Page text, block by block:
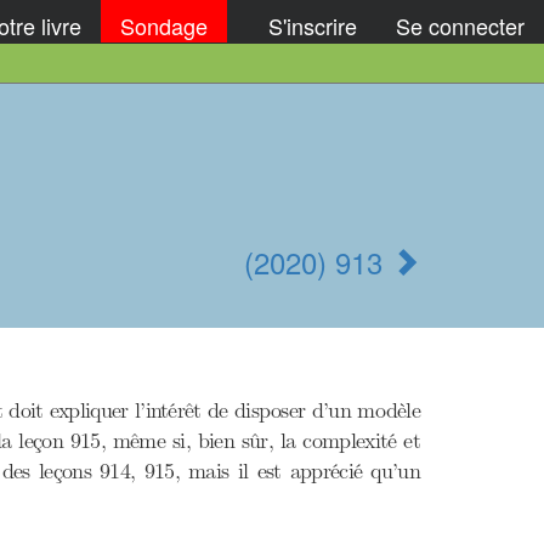
livre Sondage S'inscrire Se connecter
(2020) 913
expliquer l’intérêt de disposer d’un modèle
leçon 915, même si, bien sûr, la complexité et
leçons 914, 915, mais il est apprécié qu’un